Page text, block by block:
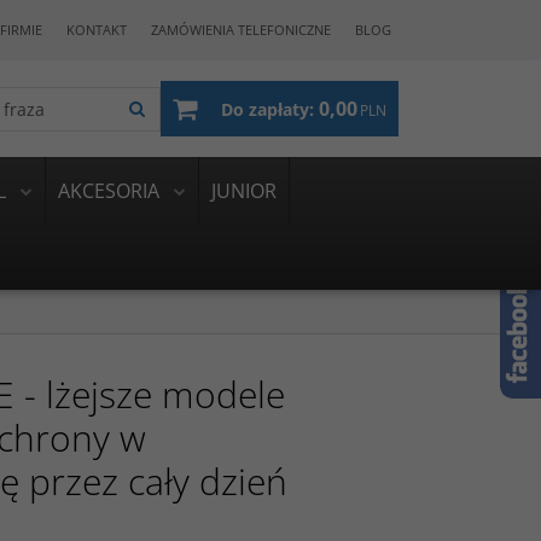
KONTAKT ZAMÓWIENIA TELEFONICZNE BLOG
Do zapłaty: 0,00PLN
AKCESORIA JUNIOR
- lżejsze modele
w
przez cały dzień